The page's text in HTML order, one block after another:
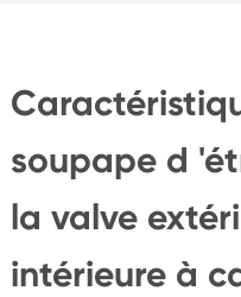
soupape d
la valve
intérieure à